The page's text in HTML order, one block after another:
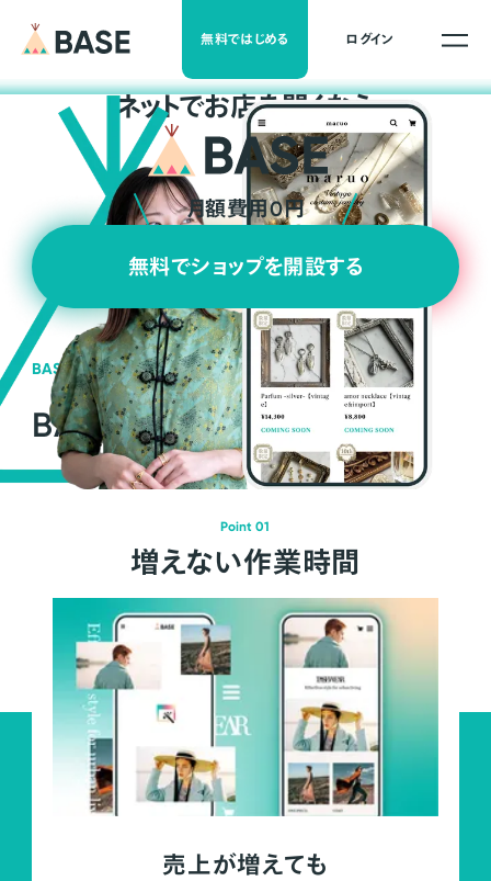
無料ではじめる ログイン
ネットでお店を開くなら
月額費用0円
無料でショップを開設する
BASEの強み
BASEが強い3つの理由
Point 01
増えない作業時間
売上が増えても